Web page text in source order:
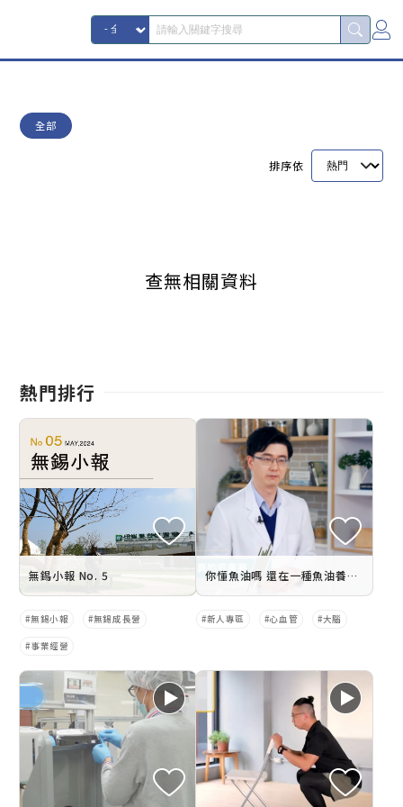
全部
排序依
查無相關資料
熱門排行
無錫小報 No. 5
無錫小報 無錫成長營
事業經營
你懂魚油嗎 還在一種魚油養全家？不同需求，不同比例！
新人專區 心血管 大腦